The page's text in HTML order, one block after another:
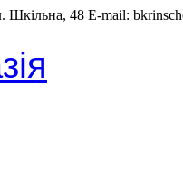
Шкільна, 48 E-mail: